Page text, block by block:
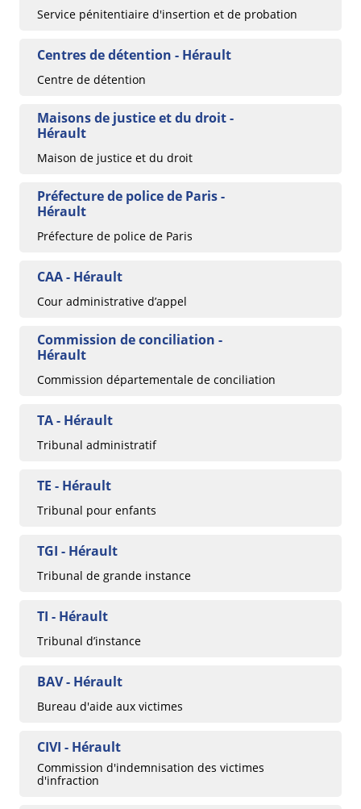
Service pénitentiaire d'insertion et de probation
Centres de détention - Hérault
Centre de détention
Maisons de justice et du droit -
Hérault
Maison de justice et du droit
Préfecture de police de Paris -
Hérault
Préfecture de police de Paris
CAA - Hérault
Cour administrative d’appel
Commission de conciliation -
Hérault
Commission départementale de conciliation
TA - Hérault
Tribunal administratif
TE - Hérault
Tribunal pour enfants
TGI - Hérault
Tribunal de grande instance
TI - Hérault
Tribunal d’instance
BAV - Hérault
Bureau d'aide aux victimes
CIVI - Hérault
Commission d'indemnisation des victimes
d'infraction